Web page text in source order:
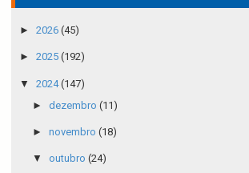
► 2026 (45)
► 2025 (192)
▼ 2024(147)
► dezembro (11)
► novembro (18)
▼ outubro (24)